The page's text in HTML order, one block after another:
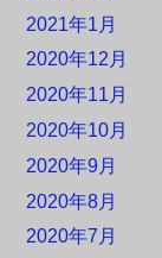
2021年1月
2020年12月
2020年11月
2020年10月
2020年9月
2020年8月
2020年7月